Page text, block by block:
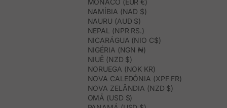
MÓNACO (EUR €)
NAMÍBIA (NAD $)
NAURU (AUD $)
NEPAL (NPR RS.)
NICARÁGUA (NIO C$)
NIGÉRIA (NGN ₦)
NIUÊ (NZD $)
NORUEGA (NOK KR)
NOVA CALEDÓNIA (XPF FR)
NOVA ZELÂNDIA (NZD $)
OMÃ (USD $)